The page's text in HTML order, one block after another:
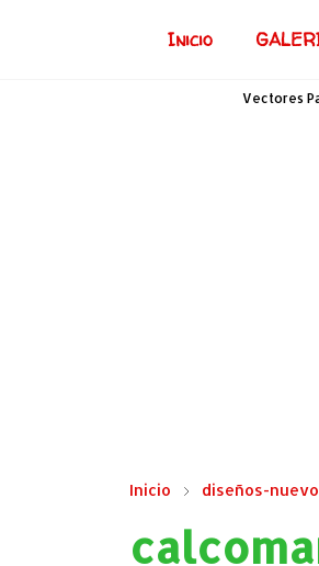
Inicio
Vectores
Inicio diseños-